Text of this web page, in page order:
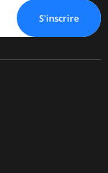
S'inscrire